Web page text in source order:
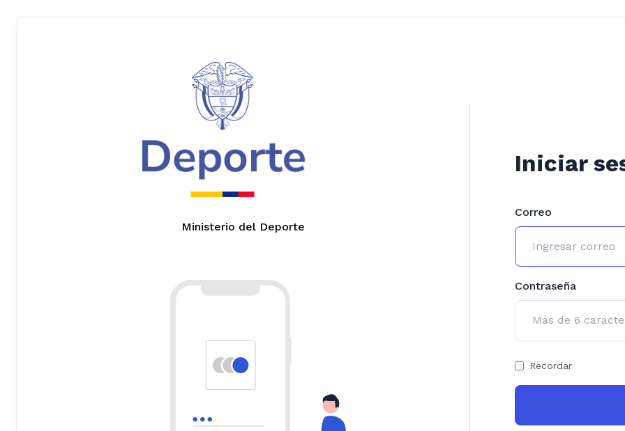
Ministerio del Deporte
Iniciar
Correo
Contraseña
Recordar